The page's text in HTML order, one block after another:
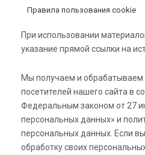
Правила пользования cookie
При использовании
указание прямой ссылки на
Мы получаем и
посетителей нашего сайта в
Федеральным законом от 27
персональных данных» и
персональных данных. Если
обработку своих